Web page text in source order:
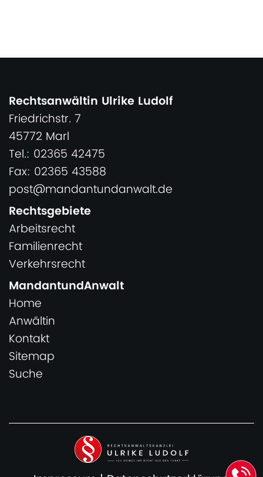
Rechtsanwältin Ulrike Ludolf
Friedrichstr. 7
45772 Marl
Tel.: 02365 42475
Fax: 02365 43588
post@mandantundanwalt.de
Rechtsgebiete
Arbeitsrecht
Familienrecht
Verkehrsrecht
MandantundAnwalt
Home
Anwältin
Kontakt
Sitemap
Suche